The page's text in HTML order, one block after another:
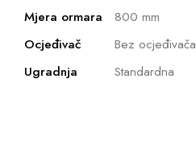
Mjera ormara
800 mm
Ocjeđivač
Bez ocjeđivača
Ugradnja
Standardna